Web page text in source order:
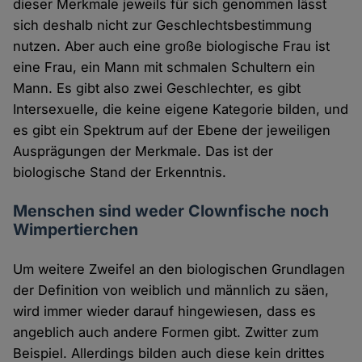
dieser Merkmale jeweils für sich genommen lässt
sich deshalb nicht zur Geschlechtsbestimmung
nutzen. Aber auch eine große biologische Frau ist
eine Frau, ein Mann mit schmalen Schultern ein
Mann. Es gibt also zwei Geschlechter, es gibt
Intersexuelle, die keine eigene Kategorie bilden, und
es gibt ein Spektrum auf der Ebene der jeweiligen
Ausprägungen der Merkmale. Das ist der
biologische Stand der Erkenntnis.
Menschen sind weder Clownfische noch
Wimpertierchen
Um weitere Zweifel an den biologischen Grundlagen
der Definition von weiblich und männlich zu säen,
wird immer wieder darauf hingewiesen, dass es
angeblich auch andere Formen gibt. Zwitter zum
Beispiel. Allerdings bilden auch diese kein drittes